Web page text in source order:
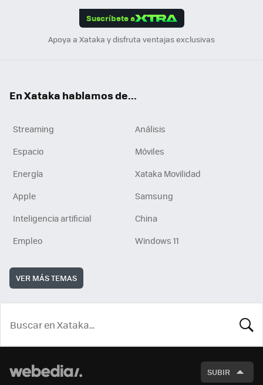
Suscríbete a
Apoya a Xataka y disfruta ventajas exclusivas
En Xataka hablamos de...
Streaming
Análisis
Espacio
Móviles
Energía
Xataka Movilidad
Apple
Samsung
Inteligencia artificial
China
Empleo
Windows 11
VER MÁS TEMAS
SUBIR